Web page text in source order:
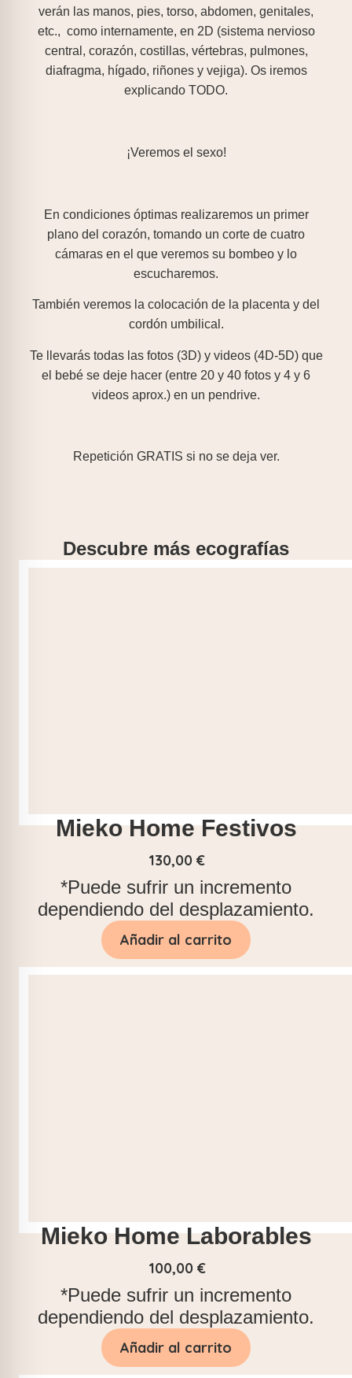
verán las manos, pies, torso, abdomen, genitales,
etc., como internamente, en 2D (sistema nervioso
central, corazón, costillas, vértebras, pulmones,
diafragma, hígado, riñones y vejiga). Os iremos
explicando TODO.
¡Veremos el sexo!
En condiciones óptimas realizaremos un primer
plano del corazón, tomando un corte de cuatro
cámaras en el que veremos su bombeo y lo
escucharemos.
También veremos la colocación de la placenta y del
cordón umbilical.
Te llevarás todas las fotos (3D) y videos (4D-5D) que
el bebé se deje hacer (entre 20 y 40 fotos y 4 y 6
videos aprox.) en un pendrive.
Repetición GRATIS si no se deja ver.
Descubre más ecografías
Mieko Home Festivos
130,00 €
*Puede sufrir un incremento
dependiendo del desplazamiento.
Añadir al carrito
Mieko Home Laborables
100,00 €
*Puede sufrir un incremento
dependiendo del desplazamiento.
Añadir al carrito